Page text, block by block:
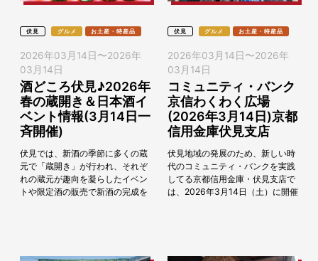
伏見 グルメ お土産・特産品
2026年03月14日 〜2026年
03月14日
酒どころ伏見♪2026年
春の蔵開き＆日本酒イ
ベント情報(3月14日一
斉開催)
伏見では、新酒の季節に多くの蔵
元で「蔵開き」が行われ、それぞ
れの蔵元が趣向を凝らしたイベン
トや限定酒の販売で新酒の完成を
伏見 グルメ お土産・特産品
2026年03月14日 〜2026年
03月14日
コミュニティ・バンク
京信わくわく広場
(2026年3月14日)京都
信用金庫伏見支店
伏見地域の発展のため、新しい時
代のコミュニティ・バンクを実践
してる京都信用金庫・伏見支店で
は、2026年3月14日（土）に開催